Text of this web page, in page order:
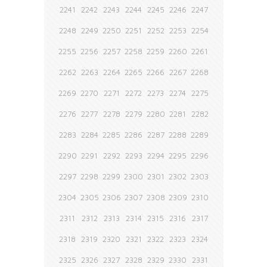
2241 2242 2243 2244 2245 2246 2247
2248 2249 2250 2251 2252 2253 2254
2255 2256 2257 2258 2259 2260 2261
2262 2263 2264 2265 2266 2267 2268
2269 2270 2271 2272 2273 2274 2275
2276 2277 2278 2279 2280 2281 2282
2283 2284 2285 2286 2287 2288 2289
2290 2291 2292 2293 2294 2295 2296
2297 2298 2299 2300 2301 2302 2303
2304 2305 2306 2307 2308 2309 2310
2311 2312 2313 2314 2315 2316 2317
2318 2319 2320 2321 2322 2323 2324
2325 2326 2327 2328 2329 2330 2331